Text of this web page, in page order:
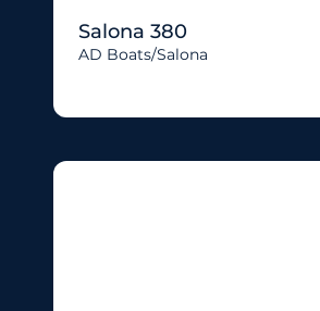
Salona 380
AD Boats/salona